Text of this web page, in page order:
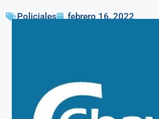
Policiales febrero 16, 2022